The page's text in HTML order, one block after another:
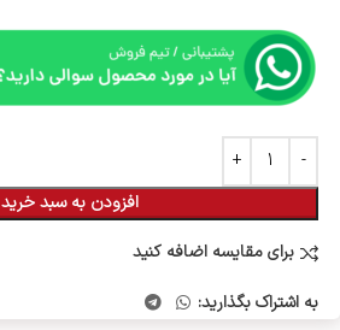
افزودن به سبد خرید
برای مقایسه اضافه کنید
به اشتراک بگذارید: